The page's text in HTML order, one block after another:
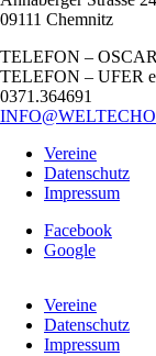
09111 Chemnitz
TELEFON –
TELEFON – UFER
0371.364691
Vereine
Datenschutz
Impressum
Facebook
Google
Vereine
Datenschutz
Impressum